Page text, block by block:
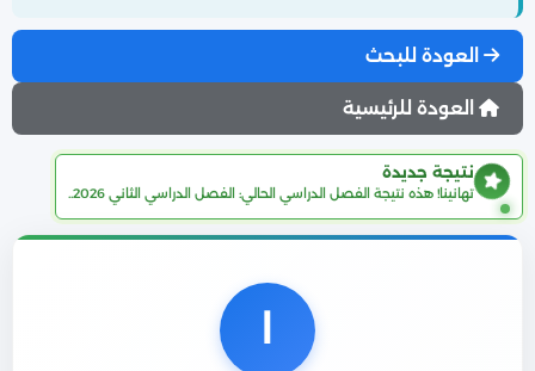
العودة للبحث
العودة للرئيسية
نتيجة جديدة
تهانينا! هذه نتيجة الفصل الدراسي الحالي: الفصل الدراسي الثاني 2026..